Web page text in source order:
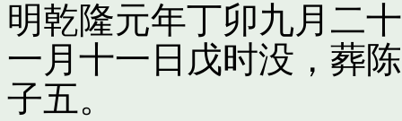
明乾隆元年丁卯九月二
一月十一日戊时没，葬
子五。